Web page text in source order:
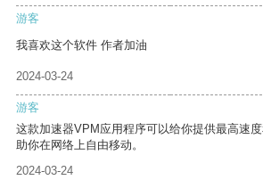
游客
我喜欢这个软件 作者加油
2024-03-24
游客
这款加速器VPM应用程序可以给你提供最高速
助你在网络上自由移动。
2024-03-24